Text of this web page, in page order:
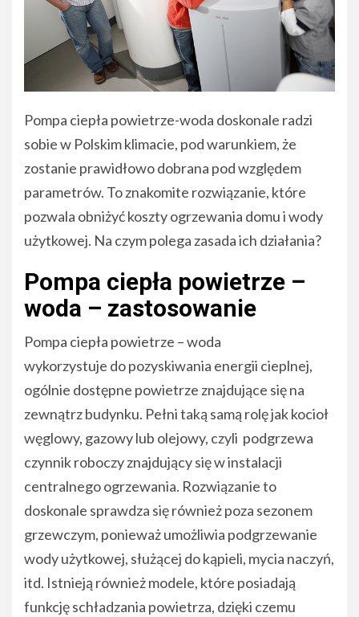
Pompa ciepła powietrze-woda doskonale radzi
sobie w Polskim klimacie, pod warunkiem, że
zostanie prawidłowo dobrana pod względem
parametrów. To znakomite rozwiązanie, które
pozwala obniżyć koszty ogrzewania domu i wody
użytkowej. Na czym polega zasada ich działania?
Pompa ciepła powietrze –
woda – zastosowanie
Pompa ciepła powietrze – woda
wykorzystuje do pozyskiwania energii cieplnej,
ogólnie dostępne powietrze znajdujące się na
zewnątrz budynku. Pełni taką samą rolę jak kocioł
węglowy, gazowy lub olejowy, czyli podgrzewa
czynnik roboczy znajdujący się w instalacji
centralnego ogrzewania. Rozwiązanie to
doskonale sprawdza się również poza sezonem
grzewczym, ponieważ umożliwia podgrzewanie
wody użytkowej, służącej do kąpieli, mycia naczyń,
itd. Istnieją również modele, które posiadają
funkcję schładzania powietrza, dzięki czemu